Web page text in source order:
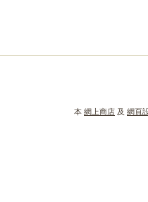
本 網上商店 及 網頁